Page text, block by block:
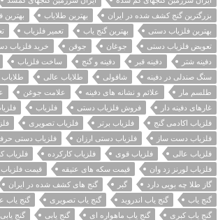
بزرگترین گنج کشف شده در ایران
بهترین طلایاب
بهترین
بهترین فلزیاب دستی
بهترین گنج یاب تعمیر فلزیاب
تعویض فلزیاب دستی
جوغان جوقن خرید فلزیاب
دفینه شتر
دفینه قبر دفینه و گنج ساخت فلزیاب
سنگ صندلی در دفینه
شاقولی طلایاب عالی
طلسم مار
علائم و نشانه های دفینه علامت جوغن
غارهای دفینه دار
فروش فلزیاب دستی فلزیاب
فلزیاب اکادمی گنج
فلزیاب برتر فلزیاب تصویری
فلزیاب دست ساز
فلزیاب دستی ارزان فلزیاب دستی
فلزیاب عالی
فلزیاب قوی فلزیاب کارکرده
فلزیاب
فلزیاب لورنز زد وان
قیمت سکه های عتیقه
قیمت
گاز طلا چه بویی دارد
گبر گنج های کشف شده در ایران
گنج یاب
گنج یاب اندروید گنج یاب تصویری گنج یاب
گنج یاب کبری
گنج یاب ماهواره ای گنج یابی
گنج